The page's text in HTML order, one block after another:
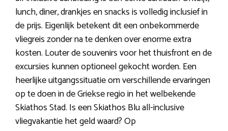
lunch, diner, drankjes en snacks is volledig inclusief in
de prijs. Eigenlijk betekent dit een onbekommerde
vliegreis zonder na te denken over enorme extra
kosten. Louter de souvenirs voor het thuisfront en de
excursies kunnen optioneel gekocht worden. Een
heerlijke uitgangssituatie om verschillende ervaringen
op te doen in de Griekse regio in het welbekende
Skiathos Stad. Is een Skiathos Blu all-inclusive
vliegvakantie het geld waard? Op